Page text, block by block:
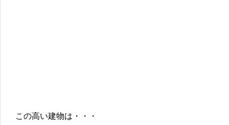
この高い建物は・・・